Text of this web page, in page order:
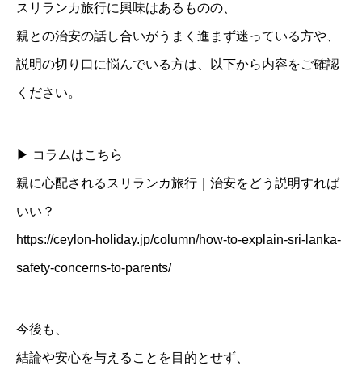
スリランカ旅行に興味はあるものの、
親との治安の話し合いがうまく進まず迷っている方や、
説明の切り口に悩んでいる方は、以下から内容をご確認
ください。
▶ コラムはこちら
親に心配されるスリランカ旅行｜治安をどう説明すれば
いい？
https://ceylon-holiday.jp/column/how-to-explain-sri-lanka-
safety-concerns-to-parents/
今後も、
結論や安心を与えることを目的とせず、